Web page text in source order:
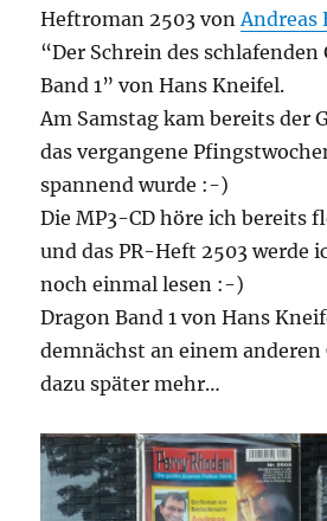
Heftroman 2503 vonAndreas
“Der Schrein des
Band 1” von Hans Kneifel.
Am Samstag kam bereits der
das vergangene
spannend wurde :-)
Die MP3-CD höre ich bereits
und das PR-Heft 2503 werde
noch einmal lesen :-)
Dragon Band 1 von Hans
demnächst an einem anderen
dazu später mehr…